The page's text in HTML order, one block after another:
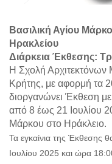
Βασιλική Αγίου
Ηρακλείου
Διάρκεια Έκθεσης:
H Σχολή Αρχιτεκτόνων
Κρήτης, με αφορμή τα
διοργανώνει Έκθεση με
από 8 έως 21 Ιουλίου
Μάρκου στο Ηράκλειο.
Τα εγκαίνια της Έκθεσης
Ιουλίου 2025 και ώρα